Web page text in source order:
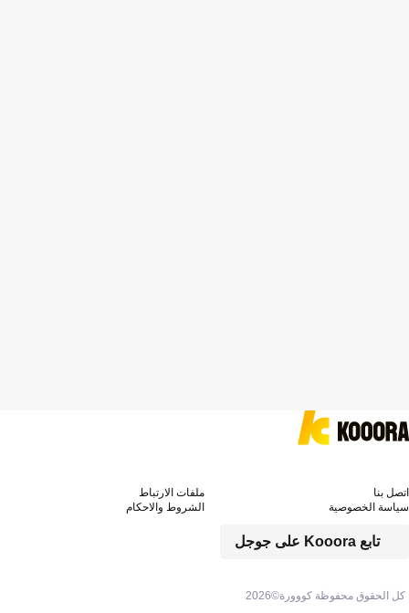
كل الحقوق محفوظة كووورة©2026
تابع Kooora على جوجل
اتصل بنا
ملفات الارتباط
سياسة الخصوصية
الشروط والاحكام